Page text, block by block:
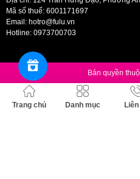
Trang chủ Danh mục
Người có làn da thiếu đàn hồi, thiếu
Người có làn da thiếu ẩm, khô ráp
Ưu thế nổi bật:
Nạp năng lượng vitamin cường độ
hợp, giải pháp làm sáng rạng ngời,
hợp quan trọng. Loại mặt nạ này
Mã số thuế: 6001171697
Email: hotro@fulu.vn
Hotline: 0973700703
Bản quyền